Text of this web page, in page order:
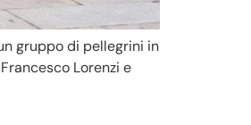
gruppo di pellegrini in
Lorenzi e